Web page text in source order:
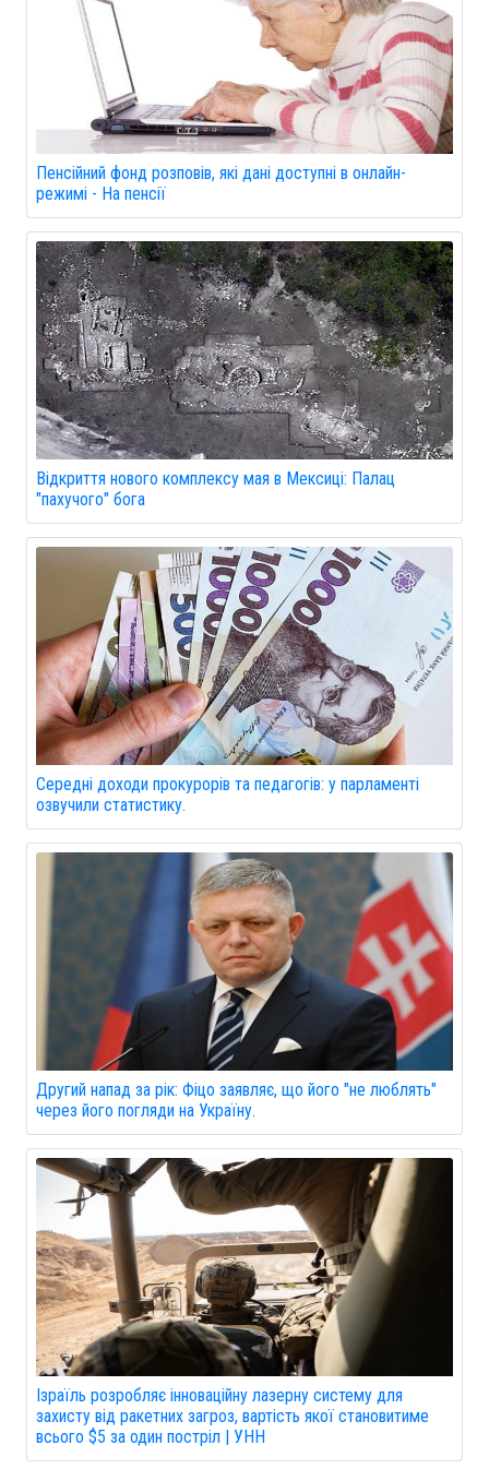
Пенсійний фонд розповів, які дані доступні в онлайн-
режимі - На пенсії
Відкриття нового комплексу мая в Мексиці: Палац
"пахучого" бога
Середні доходи прокурорів та педагогів: у парламенті
озвучили статистику.
Другий напад за рік: Фіцо заявляє, що його "не люблять"
через його погляди на Україну.
Ізраїль розробляє інноваційну лазерну систему для
захисту від ракетних загроз, вартість якої становитиме
всього $5 за один постріл | УНН